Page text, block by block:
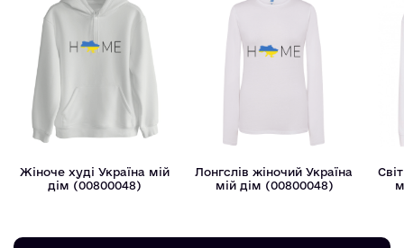
Жіноче худі Україна мій
дім (00800048)
Лонгслів жіночий Україна
мій дім (00800048)